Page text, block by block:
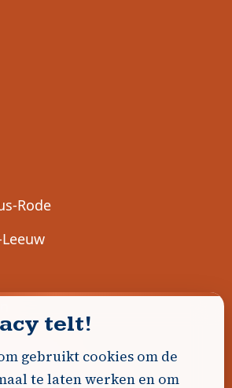
Rode
gevonden.
Contacteer ons!
telt!
gebruikt cookies om de
te laten werken en om